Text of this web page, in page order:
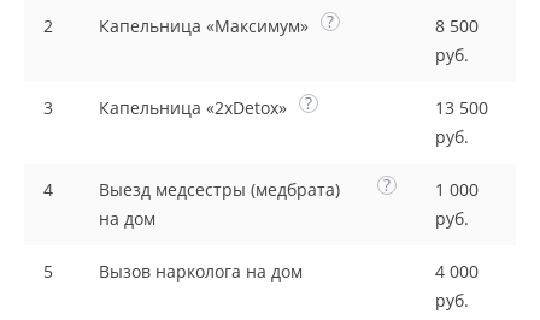
2 Капельница «Максимум» ?
8 500
руб.
3 Капельница «2xDetox» ?
13 500
руб.
4
Выезд медсестры (медбрата)
на дом
?
1 000
руб.
5 Вызов нарколога на дом
4 000
руб.